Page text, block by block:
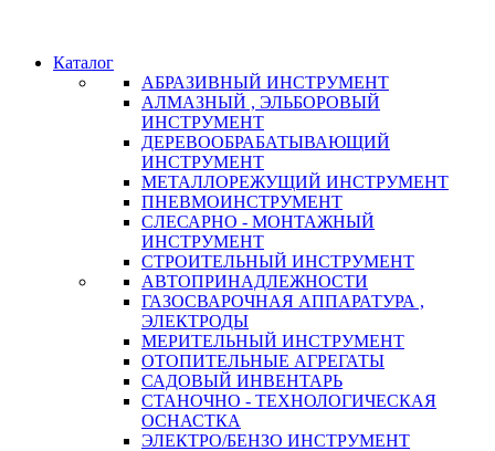
Каталог
АБРАЗИВНЫЙ ИНСТРУМЕНТ
АЛМАЗНЫЙ , ЭЛЬБОРОВЫЙ
ИНСТРУМЕНТ
ДЕРЕВООБРАБАТЫВАЮЩИЙ
ИНСТРУМЕНТ
МЕТАЛЛОРЕЖУЩИЙ ИНСТРУМЕНТ
ПНЕВМОИНСТРУМЕНТ
СЛЕСАРНО - МОНТАЖНЫЙ
ИНСТРУМЕНТ
СТРОИТЕЛЬНЫЙ ИНСТРУМЕНТ
АВТОПРИНАДЛЕЖНОСТИ
ГАЗОСВАРОЧНАЯ АППАРАТУРА ,
ЭЛЕКТРОДЫ
МЕРИТЕЛЬНЫЙ ИНСТРУМЕНТ
ОТОПИТЕЛЬНЫЕ АГРЕГАТЫ
САДОВЫЙ ИНВЕНТАРЬ
СТАНОЧНО - ТЕХНОЛОГИЧЕСКАЯ
ОСНАСТКА
ЭЛЕКТРО/БЕНЗО ИНСТРУМЕНТ